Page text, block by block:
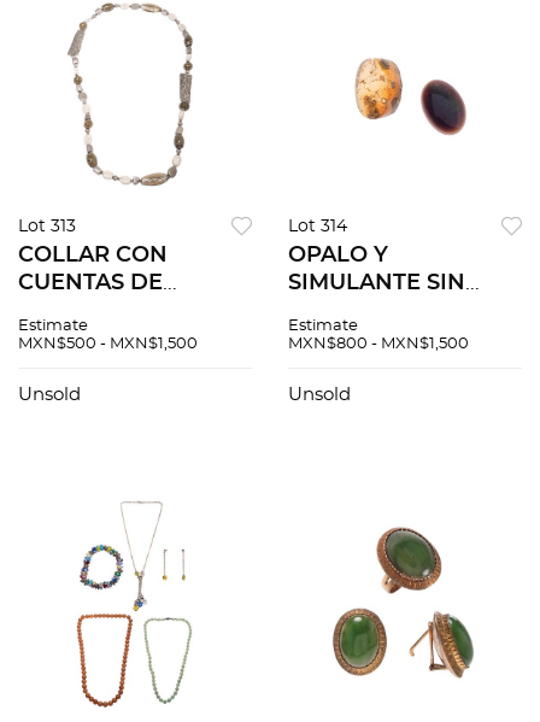
Lot 313
COLLAR CON
CUENTAS DE
CON CORDON
aprox.
Estimate
MXN$500 - MXN$1,500
Unsold
Lot 314
OPALO Y
SIMULANTE SIN
distintos cortes
Estimate
MXN$800 - MXN$1,500
Unsold